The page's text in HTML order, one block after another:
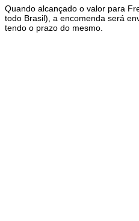
Quando alcançado o valor para
todo Brasil), a encomenda será
tendo o prazo do mesmo.